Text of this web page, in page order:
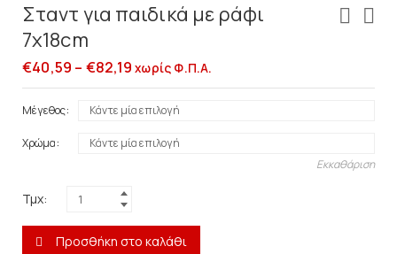
Σταντ για παιδικά με ράφι
7x18cm
€40,59 – €82,19 χωρίς Φ.Π.Α.
Μέγεθος
Χρώμα
Εκκαθάριση
Τμχ:
Προσθήκη στο καλάθι